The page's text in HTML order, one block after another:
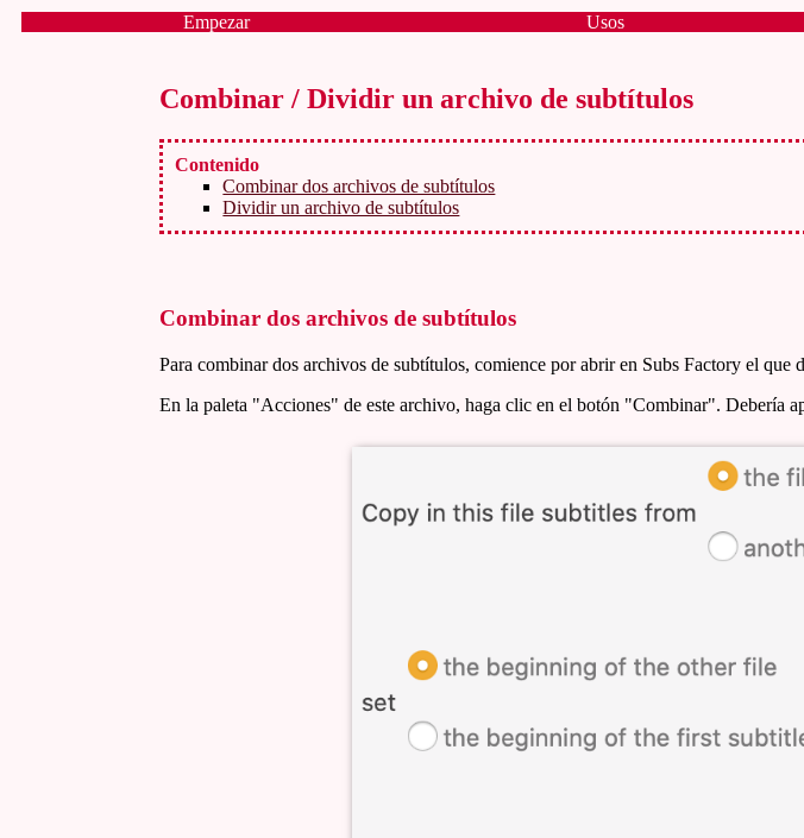
Empezar Usos
Combinar / Dividir un archivo de subtítulos
Contenido
Combinar dos archivos de subtítulos
Dividir un archivo de subtítulos
Combinar dos archivos de subtítulos
Para combinar dos archivos de subtítulos, comience por abrir en Subs Factory el que
En la paleta "Acciones" de este archivo, haga clic en el botón "Combinar". Debería